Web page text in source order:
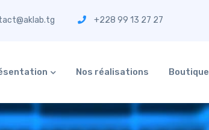
+228 99 13 27 27
Nos réalisations Boutique